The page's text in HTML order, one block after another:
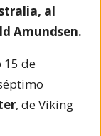
al
Amundsen.
15 de
, de Viking